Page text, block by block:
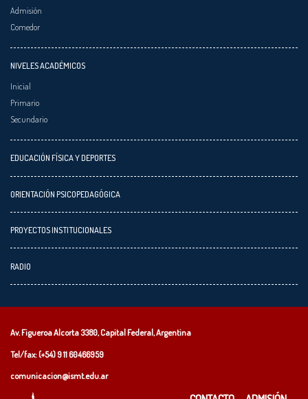
Admisión
Comedor
NIVELES ACADÉMICOS
Inicial
Primario
Secundario
EDUCACIÓN FÍSICA Y DEPORTES
ORIENTACIÓN PSICOPEDAGÓGICA
PROYECTOS INSTITUCIONALES
RADIO
Av. Figueroa Alcorta 3380, Capital Federal, Argentina
Tel/fax: (+54)9 11 60466959
comunicacion@ismt.edu.ar